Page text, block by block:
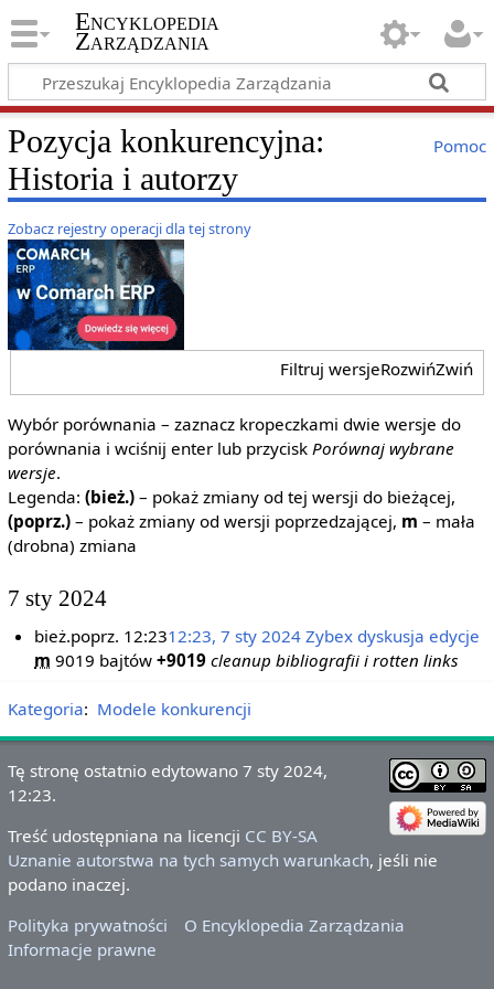
Encyklopedia
Zarządzania
Pomoc
Pozycja konkurencyjna:
Historia i autorzy
Zobacz rejestry operacji dla tej strony
Filtruj wersjeRozwińZwiń
Wybór porównania – zaznacz kropeczkami dwie wersje do
porównania i wciśnij enter lub przycisk Porównaj wybrane
wersje.
Legenda: (bież.)– pokaż zmiany od tej wersji do bieżącej,
(poprz.)– pokaż zmiany od wersji poprzedzającej, m – mała
(drobna) zmiana
7 sty 2024
bież.poprz. 12:2312:23, 7 sty 2024 ‎Zybex dyskusja edycje
m 9019 bajtów +9019 ‎cleanup bibliografii i rotten links
Kategoria: Modele konkurencji
Tę stronę ostatnio edytowano 7 sty 2024,
12:23.
Treść udostępniana na licencji CC BY-SA
Uznanie autorstwa na tych samych warunkach, jeśli nie
podano inaczej.
Polityka prywatności
O Encyklopedia Zarządzania
Informacje prawne